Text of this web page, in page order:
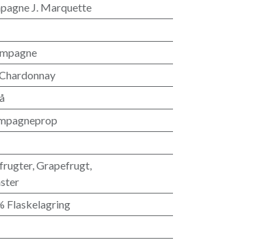
J. Marquette
,Grapefrugt,
Flaskelagring